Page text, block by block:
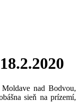
nad Bodvou,
sieň na prízemí,